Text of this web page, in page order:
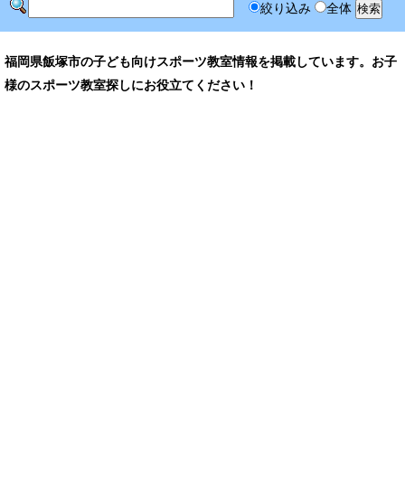
絞り込み 全体
福岡県飯塚市の子ども向けスポーツ教室情報を掲載しています。お子
様のスポーツ教室探しにお役立てください！